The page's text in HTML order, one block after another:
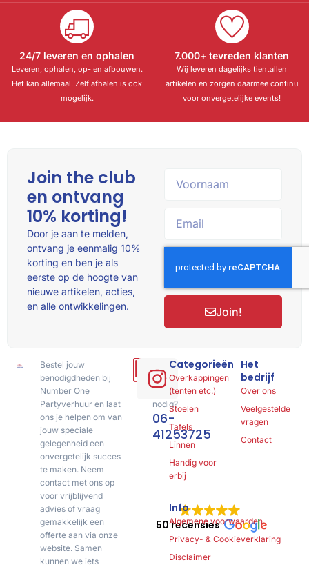
24/7 leveren en ophalen
Leveren, ophalen, op- en afbouwen.
Het kan allemaal. Zelf afhalen is ook
mogelijk.
7.000+ tevreden klanten
Wij leveren dagelijks tientallen
artikelen en zorgen daarmee continu
voor onvergetelijke events!
Bestel jouw
benodigdheden bij
Number One
Partyverhuur en laat
ons je helpen om van
jouw speciale
gelegenheid een
onvergetelijk succes
te maken. Neem
contact met ons op
voor vrijblijvend
advies of vraag
gemakkelijk een
offerte aan via onze
website. Samen
kunnen we iets
Hulp
of
advies
nodig?
06-
41253725
50 recensies
Categorieën
Overkappingen
(tenten etc.)
Stoelen
Tafels
Linnen
Handig voor
erbij
Het
bedrijf
Over ons
Veelgestelde
vragen
Contact
Info
Algemene voorwaarden
Privacy- & Cookieverklaring
Disclaimer
Join the club
en ontvang
10% korting!
Door je aan te melden,
ontvang je eenmalig 10%
korting en ben je als
eerste op de hoogte van
nieuwe artikelen, acties,
en alle ontwikkelingen.
Join!